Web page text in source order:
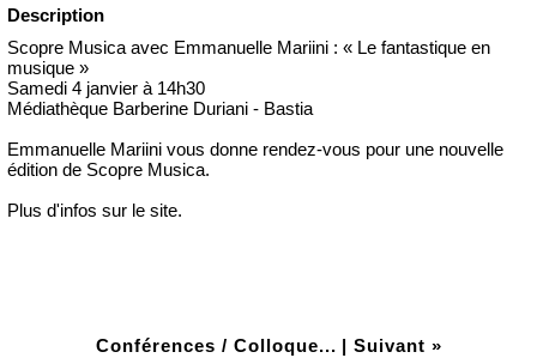
Description
Scopre Musica avec Emmanuelle Mariini : « Le fantastique en
musique »
Samedi 4 janvier à 14h30
Médiathèque Barberine Duriani - Bastia
Emmanuelle Mariini vous donne rendez-vous pour une nouvelle
édition de Scopre Musica.
Plus d'infos sur le site.
Conférences / Colloque... | Suivant »